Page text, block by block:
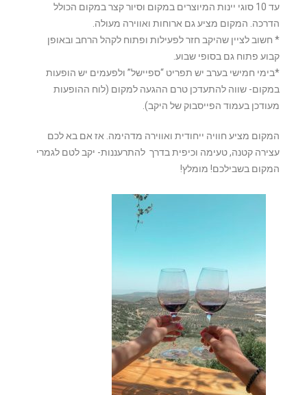
עד 10 סוגי יינות המיוצרים במקום וסיור קצר במקום הכולל
הדרכה. המקום מציע גם ארוחות ואווירה מעולה.
* חשוב לציין שהיקב חזר לפעילות ופתוח לקהל הרחב ובאופן
קבוע פתוח גם בסופי שבוע.
*בימי חמישי בערב יש תפריט “ספיישל” ולפעמים יש הופעות
במקום- שווה להתעדכן טרם ההגעה למקום (לוח ההופעות
מעודכן בעמוד הפייסבוק של היקב).
המקום מציע חוויה ייחודית ואווירה מדהימה. אז אם בא לכם
עצירה קטנה, טעימה וכיפית בדרך להתרעננות- יקב לטם לגמרי
המקום בשבילכם! מומלץ!